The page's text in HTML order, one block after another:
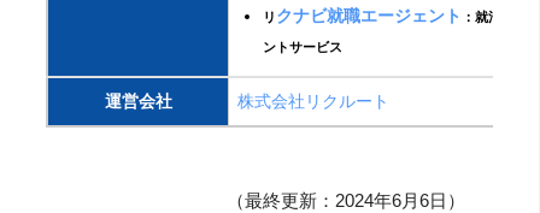
リ クナビ就職エージェント ：就活用エ
ントサービス
運営会社 株式会社リクルート
（最終更新：2024年6月6日）